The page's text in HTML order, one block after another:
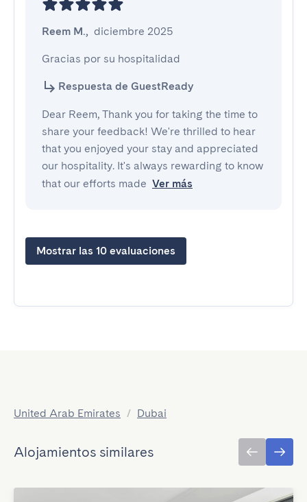
Reem M., diciembre 2025
Gracias por su hospitalidad
Respuesta de GuestReady
Dear Reem, Thank you for taking the time to
share your feedback! We're thrilled to hear
that you enjoyed your stay and appreciated
our hospitality. It's always rewarding to know
that our efforts made Ver más
Mostrar las 10 evaluaciones
United Arab Emirates / Dubai
Alojamientos similares